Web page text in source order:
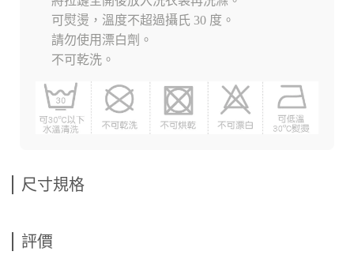
可熨燙，溫度不超過攝氏 30 度。
請勿使用漂白劑。
不可乾洗。
尺寸規格
評價